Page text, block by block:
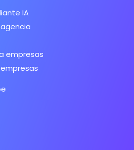
IA
empresas